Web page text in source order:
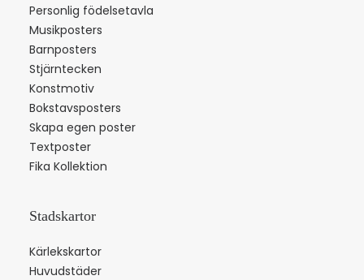
Personlig födelsetavla
Musikposters
Barnposters
Stjärntecken
Konstmotiv
Bokstavsposters
Skapa egen poster
Textposter
Fika Kollektion
Stadskartor
Kärlekskartor
Huvudstäder